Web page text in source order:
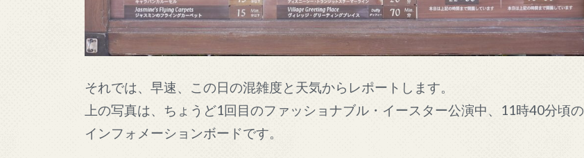
それでは、早速、この日の混雑度と天気からレポートします。
上の写真は、ちょうど1回目のファッショナブル・イースター公演中、11時40分頃の
インフォメーションボードです。